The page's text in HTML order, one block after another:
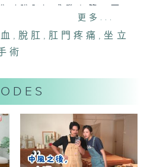
則或需以結紮或手術治
患者見排便有血也不以
所以見大便帶血時不能
病情。
療方法。
康醫生
更多...
, 脫肛 ,肛門疼痛 ,坐立
術